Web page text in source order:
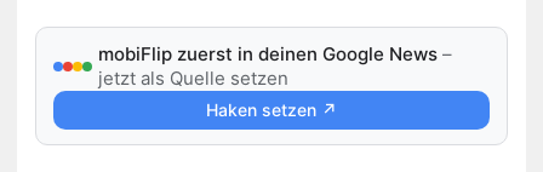
mobiFlip zuerst in deinen Google News –
jetzt als Quelle setzen
Haken setzen ↗